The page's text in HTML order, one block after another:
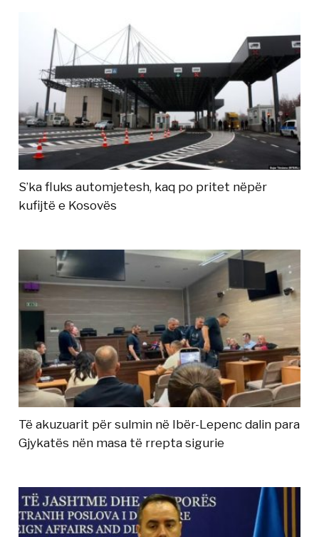
S’ka fluks automjetesh, kaq po pritet nëpër
kufijtë e Kosovës
Të akuzuarit për sulmin në Ibër-Lepenc dalin para
Gjykatës nën masa të rrepta sigurie